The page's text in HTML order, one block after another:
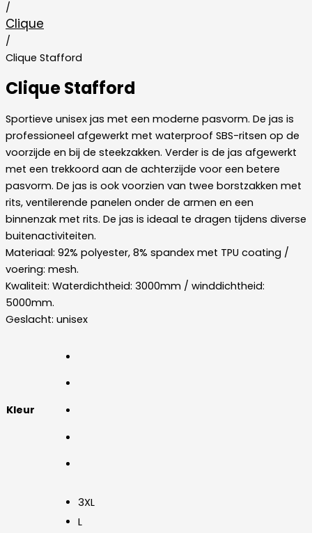
/
Clique
/
Clique Stafford
Clique Stafford
Sportieve unisex jas met een moderne pasvorm. De jas is
professioneel afgewerkt met waterproof SBS-ritsen op de
voorzijde en bij de steekzakken. Verder is de jas afgewerkt
met een trekkoord aan de achterzijde voor een betere
pasvorm. De jas is ook voorzien van twee borstzakken met
rits, ventilerende panelen onder de armen en een
binnenzak met rits. De jas is ideaal te dragen tijdens diverse
buitenactiviteiten.
Materiaal: 92% polyester, 8% spandex met TPU coating /
voering: mesh.
Kwaliteit: Waterdichtheid: 3000mm / winddichtheid:
5000mm.
Geslacht: unisex
Kleur
3XL
L